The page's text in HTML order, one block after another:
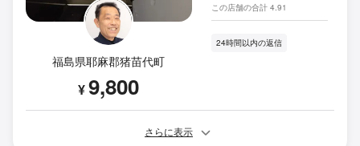
福島県耶麻郡猪苗代町
¥9,800
この店舗の合計 4.91
24時間以内の返信
さらに表示